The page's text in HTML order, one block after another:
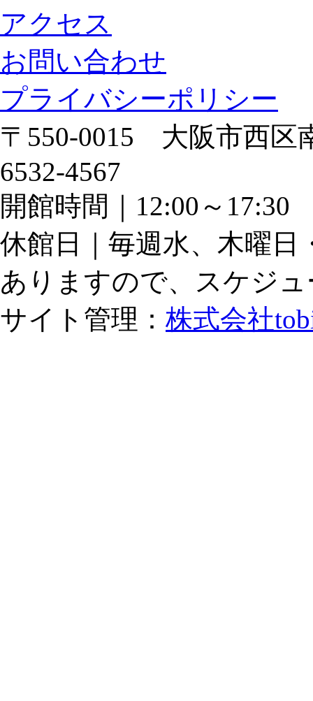
アクセス
お問い合わせ
プライバシーポリシー
〒550-0015 大阪市西
6532-4567
開館時間｜12:00～
休館日｜毎週水、木曜日
ありますので、スケジ
サイト管理： 株式会社